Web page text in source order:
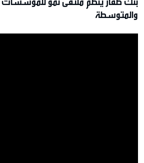
والمتوسطة